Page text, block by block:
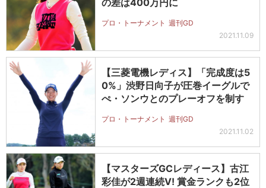
の差は400万円に
プロ・トーナメント 週刊GD
2021.11.09
【三菱電機レディス】「完成度は5
0%」渋野日向子が圧巻イーグルで
ぺ・ソンウとのプレーオフを制す
プロ・トーナメント 週刊GD
2021.11.02
【マスターズGCレディース】古江
彩佳が2週連続V! 賞金ランクも2位